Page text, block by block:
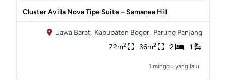
Cluster Avilla Nova Tipe Suite – Samanea Hill
Jawa Barat, Kabupaten Bogor, Parung Panjang
72m2 36m2 2 1
1 minggu yang lalu